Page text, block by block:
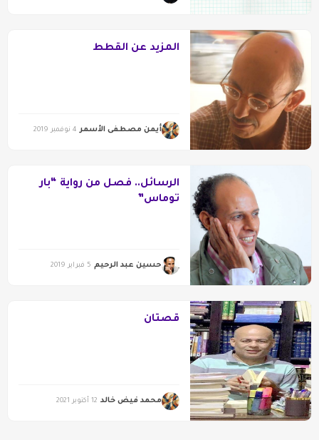
المزيد عن القطط
أيمن مصطفى الأسمر 4 نوفمبر 2019
الرسائل.. فصل من رواية “بار
توماس”
حسين عبد الرحيم 5 فبراير 2019
قصتان
محمد فيض خالد 12 أكتوبر 2021